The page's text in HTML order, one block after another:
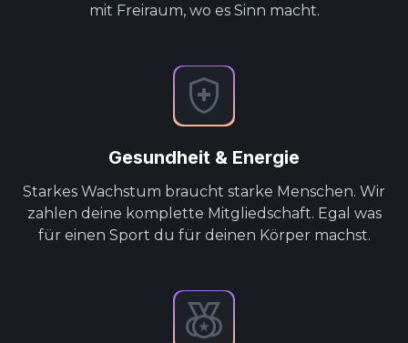
mit Freiraum, wo es Sinn macht.
Gesundheit & Energie
Starkes Wachstum braucht starke Menschen. Wir
zahlen deine komplette Mitgliedschaft. Egal was
für einen Sport du für deinen Körper machst.